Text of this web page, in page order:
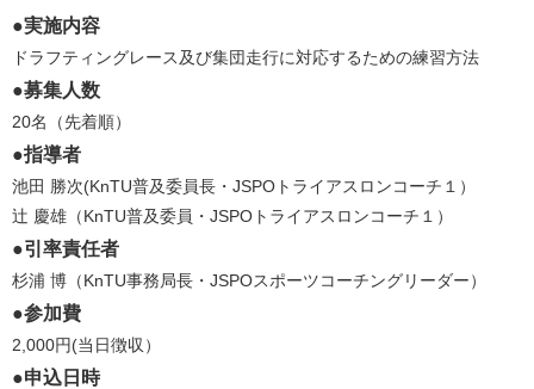
●実施内容
ドラフティングレース及び集団走行に対応するための練習方法
●募集人数
20名（先着順）
●指導者
池田 勝次(KnTU普及委員長・JSPOトライアスロンコーチ１）
辻 慶雄（KnTU普及委員・JSPOトライアスロンコーチ１）
●引率責任者
杉浦 博（KnTU事務局長・JSPOスポーツコーチングリーダー）
●参加費
2,000円(当日徴収）
●申込日時